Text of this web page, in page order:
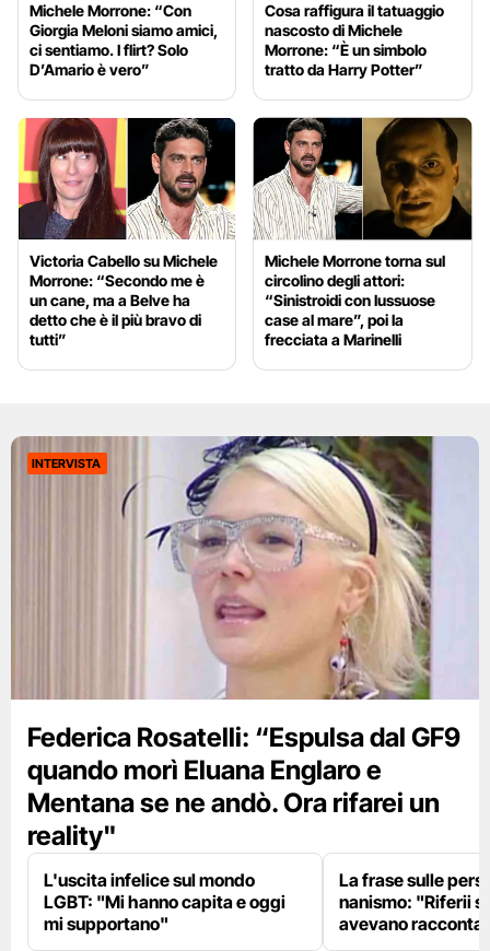
Michele Morrone: “Con
Giorgia Meloni siamo amici,
ci sentiamo. I flirt? Solo
D’Amario è vero”
Cosa raffigura il tatuaggio
nascosto di Michele
Morrone: “È un simbolo
tratto da Harry Potter”
Victoria Cabello su Michele
Morrone: “Secondo me è
un cane, ma a Belve ha
detto che è il più bravo di
tutti”
Michele Morrone torna sul
circolino degli attori:
“Sinistroidi con lussuose
case al mare”, poi la
frecciata a Marinelli
INTERVISTA
Federica Rosatelli: “Espulsa dal GF9
quando morì Eluana Englaro e
Mentana se ne andò. Ora rifarei un
reality"
L'uscita infelice sul mondo
LGBT: "Mi hanno capita e oggi
mi supportano"
La frase sulle
nanismo: "Riferii
avevano